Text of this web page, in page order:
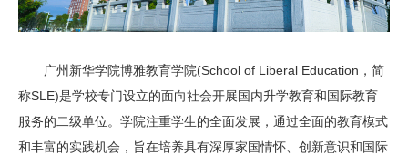
广州新华学院博雅教育学院(School of Liberal Education，简
称SLE)是学校专门设立的面向社会开展国内升学教育和国际教育
服务的二级单位。学院注重学生的全面发展，通过全面的教育模式
和丰富的实践机会，旨在培养具有深厚家国情怀、创新意识和国际